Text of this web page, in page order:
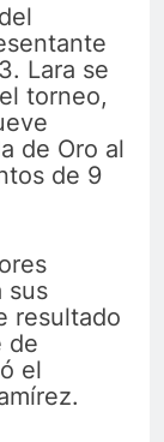
Lara se
torneo,
de Oro al
de 9
sus
resultado
de
el